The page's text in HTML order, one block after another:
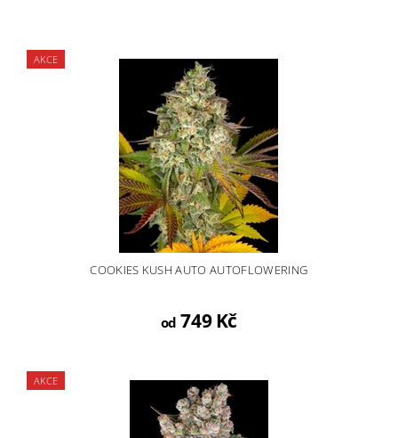
AKCE
COOKIES KUSH AUTO AUTOFLOWERING
od 749 Kč
AKCE